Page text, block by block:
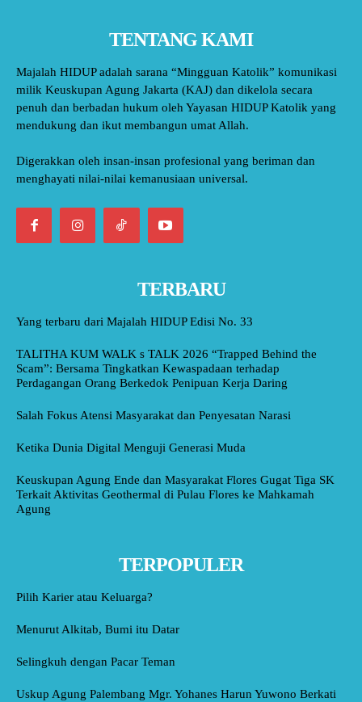
TENTANG KAMI
Majalah HIDUP adalah sarana “Mingguan Katolik” komunikasi
milik Keuskupan Agung Jakarta (KAJ) dan dikelola secara
penuh dan berbadan hukum oleh Yayasan HIDUP Katolik yang
mendukung dan ikut membangun umat Allah.
Digerakkan oleh insan-insan profesional yang beriman dan
menghayati nilai-nilai kemanusiaan universal.
TERBARU
Yang terbaru dari Majalah HIDUP Edisi No. 33
TALITHA KUM WALK s TALK 2026 “Trapped Behind the
Scam”: Bersama Tingkatkan Kewaspadaan terhadap
Perdagangan Orang Berkedok Penipuan Kerja Daring
Salah Fokus Atensi Masyarakat dan Penyesatan Narasi
Ketika Dunia Digital Menguji Generasi Muda
Keuskupan Agung Ende dan Masyarakat Flores Gugat Tiga SK
Terkait Aktivitas Geothermal di Pulau Flores ke Mahkamah
Agung
TERPOPULER
Pilih Karier atau Keluarga?
Menurut Alkitab, Bumi itu Datar
Selingkuh dengan Pacar Teman
Uskup Agung Palembang Mgr. Yohanes Harun Yuwono Berkati